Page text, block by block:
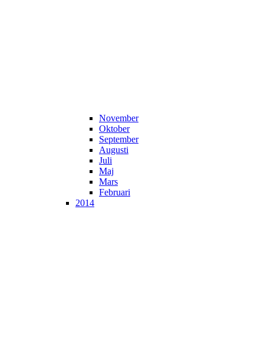
November
Oktober
September
Augusti
Juli
Maj
Mars
Februari
2014